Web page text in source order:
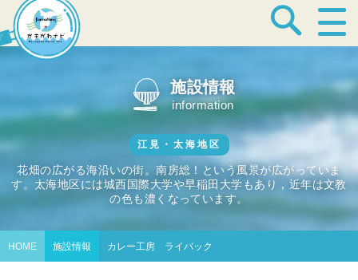
宿泊・温泉
飲食店
見どころ
体験プログラム
施設情報
information
江見・太海地区
花畑の広がる海沿いの街。南房総！という風景が広がっていま
す。太海地区には城西国際大学や早稲田大学もあり，近年は文教
の色も濃くなっています。
HOME 施設情報 カレー工房 ライバック